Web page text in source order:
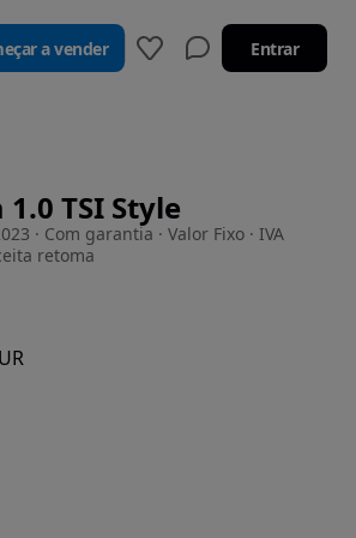
a vender Entrar
1.0 TSI Style
· Com garantia · Valor Fixo · IVA
retoma